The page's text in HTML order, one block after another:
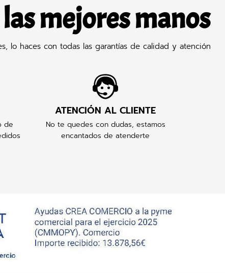
mejores manos
lo haces con todas las garantías de calidad y atención
de
ATENCIÓN AL CLIENTE
No te quedes con dudas, estamos
encantados de atenderte